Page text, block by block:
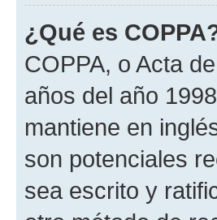
¿Qué es
COPPA, o Acta
años del año
mantiene en
son potenciales
sea escrito y